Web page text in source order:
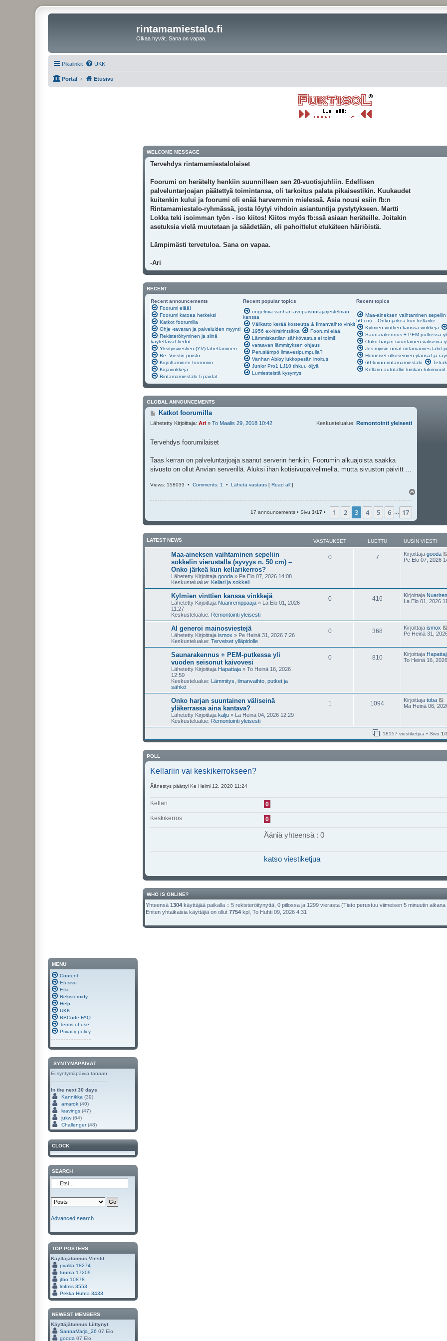
rintamamiestalo.fi
Olkaa hyvät. Sana on vapaa.
Pikalinkit UKK
Portal Etusivu
WELCOME MESSAGE
Tervehdys rintamamiestalolaiset
Foorumi on herätelty henkiin suunnilleen sen 20-vuotisjuhliin. Edellisen
palveluntarjoajan päätettyä toimintansa, oli tarkoitus palata pikaisestikin. Kuukaudet
kuitenkin kului ja foorumi oli enää harvemmin mielessä. Asia nousi esiin fb:n
Rintamamiestalo-ryhmässä, josta löytyi vihdoin asiantuntija pystytykseen. Martti
Lokka teki isoimman työn - iso kiitos! Kiitos myös fb:ssä asiaan heräteille. Joitakin
asetuksia vielä muutetaan ja säädetään, eli pahoittelut etukäteen häiriöistä.
Lämpimästi tervetuloa. Sana on vapaa.
-Ari
RECENT
Recent announcements Recent popular topics
Recent topics
Foorumi elää!
Foorumi katoaa hetkeksi
Katkot foorumilla
Ohje -tavaran ja palveluiden myynti
Rekisteröityminen ja siinä
käytettävät tiedot
Yksityisviestien (YV) lähettäminen
Re: Viestin poisto
Kirjoittaminen foorumiin
Kirjavinkkejä
Rintamamiestalo.fi paidat
ongelmia vanhan avopaisuntajärjestelmän
kanssa
Välikatto kerää kosteutta & Ilmanvaihto vinkit
1956 ex-hirsirintsikka
Foorumi elää!
Lämmiskattilan sähkövastus ei toimi!!
varaavan lämmityksen ohjaus
Peruslämpö ilmavesipumpulla?
Vanhan Abloy lukkopesän irroitus
Junior Pro1 LJ10 tihkuu öljyä
Lumiesteistä kysymys
Maa-aineksen vaihtaminen sepeliin
50 cm) – Onko järkeä kun kellarike...
Kylmien vinttien kanssa vinkkejä
Saunarakennus + PEM-putkessa
Onko harjan suuntainen väliseinä
Jos myisin omat rintamamies talot
Homeiset ulkoseinien yläosat ja
60-luvun rintamamiestalo
Kellarin autotallin luiskan tukimuurit
GLOBAL ANNOUNCEMENTS
V
e
t
i
Katkot foorumilla
Lähetetty Kirjoittaja: Ari » To Maalis 29, 2018 10:42 Keskustelualue: Remontointi yleisesti
Tervehdys foorumilaiset
Taas kerran on palveluntarjoaja saanut serverin henkiin. Foorumin alkuajoista saakka
sivusto on ollut Anvian serverillä. Aluksi ihan kotisivupalvelimella, mutta sivuston päivitt ...
Views: 158033 • Comments: 1 • Lähetä vastaus [ Read all ]
17 announcements • Sivu 3/17 • 1 2 3 4 5 6 17
LATEST NEWS VASTAUKSET LUETTU UUSIN VIESTI
Maa-aineksen vaihtaminen sepeliin
sokkelin vierustalla (syvyys n. 50 cm) –
Onko järkeä kun kellarikerros?
Lähetetty Kirjoittaja gooda » Pe Elo 07, 2026 14:08
Keskustelualue: Kellari ja sokkeli
0 7 Kirjoittaja gooda
Pe Elo 07, 2026
Kylmien vinttien kanssa vinkkejä
Lähetetty Kirjoittaja Nuariremppaaja » La Elo 01, 2026
11:27
Keskustelualue: Remontointi yleisesti
0 416 Kirjoittaja
La Elo 01, 2026
AI generoi mainosviestejä
Lähetetty Kirjoittaja ismox » Pe Heinä 31, 2026 7:26
Keskustelualue: Terveiset ylläpidolle
0 368 Kirjoittaja ismox
Pe Heinä 31,
Saunarakennus + PEM-putkessa yli
vuoden seisonut kaivovesi
Lähetetty Kirjoittaja Hapattaja » To Heinä 16, 2026
12:50
Keskustelualue: Lämmitys, ilmanvaihto, putket ja
sähkö
0 810 Kirjoittaja
To Heinä 16,
Onko harjan suuntainen väliseinä
yläkerrassa aina kantava?
Lähetetty Kirjoittaja kalju » La Heinä 04, 2026 12:29
Keskustelualue: Remontointi yleisesti
1 1094 Kirjoittaja toba
ä
u
u
s
Ma Heinä 06,
18157 viestiketjua • Sivu 1/
POLL
Kellariin vai keskikerrokseen?
Äänestys päättyi Ke Helmi 12, 2020 11:24
Kellari 0
Keskikerros 0
Ääniä yhteensä : 0
katso viestiketjua
WHO IS ONLINE?
Yhteensä 1304 käyttäjää paikalla :: 5 rekisteröitynyttä, 0 piilossa ja 1299 vierasta (Tieto perustuu viimeisen 5 minuutin aikana
Eniten yhtaikaisia käyttäjiä on ollut 7754 kpl, To Huhti 09, 2026 4:31
MENU
Content
Etusivu
Etsi
Rekisteröidy
Help
UKK
BBCode FAQ
Terms of use
Privacy policy
SYNTYMÄPÄIVÄT
Ei syntymäpäiviä tänään
In the next 30 days
Kannikka (39)
amarok (40)
leavings (47)
jukw (64)
Challenger (48)
CLOCK
SEARCH
Advanced search
TOP POSTERS
Käyttäjätunnus Viestit
pvalila 18274
tuuma 17209
jtbo 10878
lmfmis 3553
Pekka Huhta 3433
NEWEST MEMBERS
Käyttäjätunnus Liittynyt
SannaMarja_26 07 Elo
gooda 07 Elo